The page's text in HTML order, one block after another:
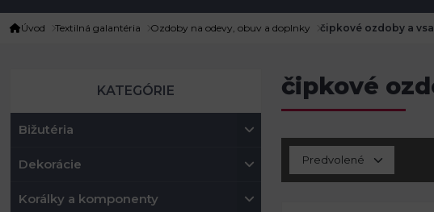
Úvod Textilná galantéria Ozdoby na odevy, obuv a doplnky čipkové ozdoby a
KATEGÓRIE
Bižutéria
Dekorácie
Korálky a komponenty
čipkové